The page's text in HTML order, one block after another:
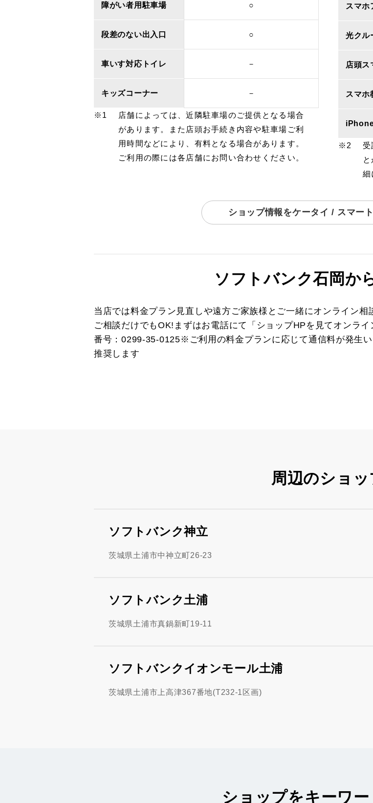
障がい者用駐車場 ○
段差のない出入口 ○
車いす対応トイレ －
キッズコーナー －
店舗によっては、近隣駐車場のご提供となる場合
があります。また店頭お手続き内容や駐車場ご利
用時間などにより、有料となる場合があります。
ご利用の際には各店舗にお問い合わせください。
スマホ
光クル
店頭
スマホ
受
細
ショップ情報をケータイ / スマー
ソフトバンク石岡か
当店では料金プラン見直しや遠方ご家族様とご一緒にオンライン
ご相談だけでもOK!まずはお電話にて「ショップHPを見てオンラ
番号：0299-35-0125※ご利用の料金プランに応じて通信料が発生
推奨します
周辺のショ
ソフトバンク神立
茨城県土浦市中神立町26-23
ソフトバンク土浦
茨城県土浦市真鍋新町19-11
ソフトバンクイオンモール土浦
茨城県土浦市上高津367番地(T232-1区画)
ショップをキーワ